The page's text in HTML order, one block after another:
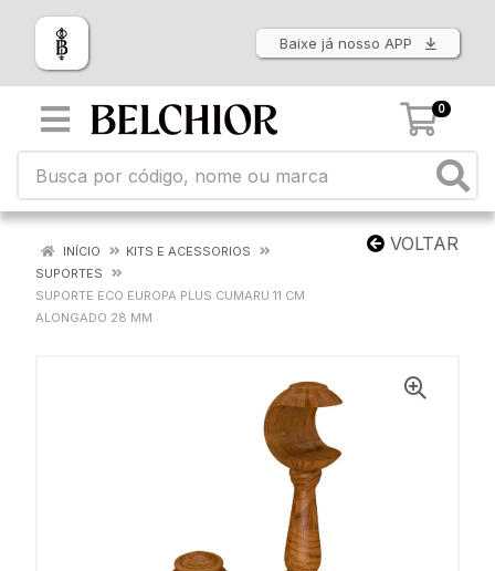
Baixe já nosso APP
0
VOLTAR
INÍCIO
KITS E ACESSORIOS
SUPORTES
SUPORTE ECO EUROPA PLUS CUMARU 11 CM
ALONGADO 28 MM